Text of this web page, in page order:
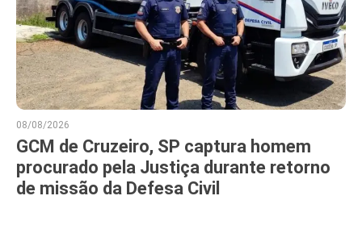
08/08/2026
GCM de Cruzeiro, SP captura homem
procurado pela Justiça durante retorno
de missão da Defesa Civil